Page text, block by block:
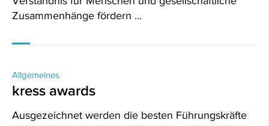
Zusammenhänge fördern …
Allgemeines
kress awards
Ausgezeichnet werden die besten Führungskräfte